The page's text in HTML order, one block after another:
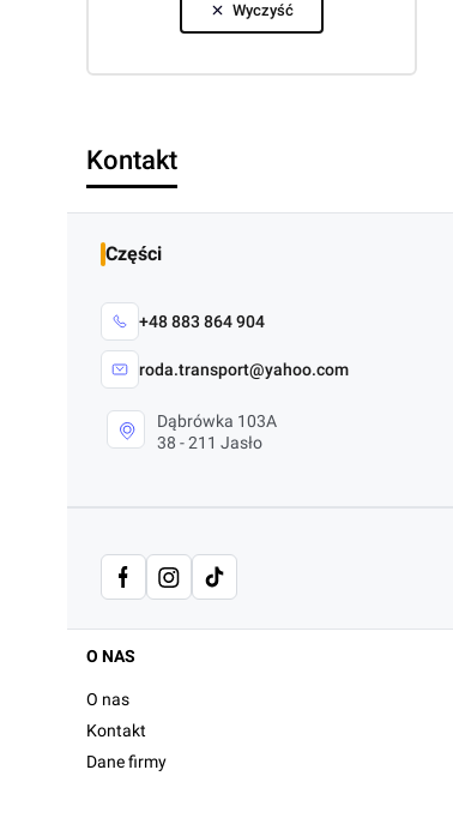
Wyczyść
Kontakt
Części
+48 883 864 904
roda.transport@yahoo.com
Dąbrówka 103A
38 - 211 Jasło
Linki w stopce
O NAS
O nas
Kontakt
Dane firmy